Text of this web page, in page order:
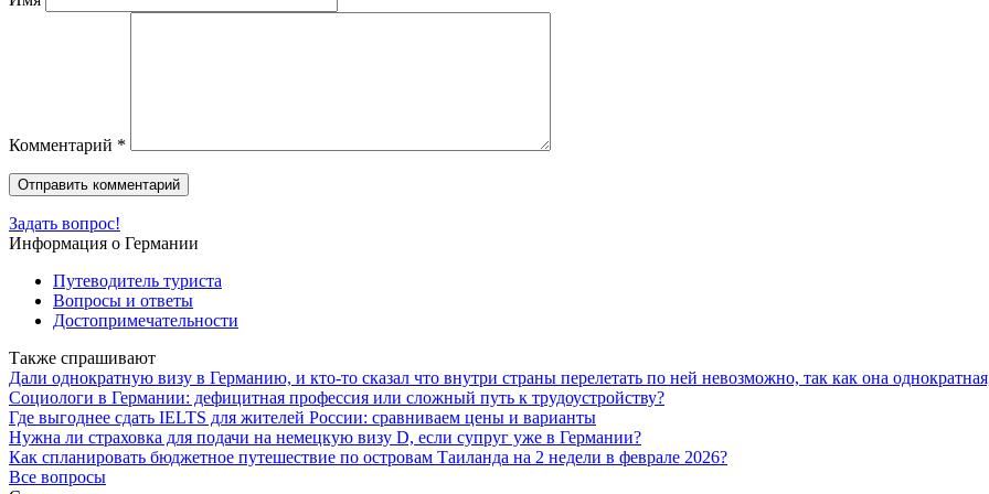
Комментарий *
Задать вопрос!
Информация о Германии
Путеводитель туриста
Вопросы и ответы
Достопримечательности
Также спрашивают
Дали однократную визу в Германию, и кто-то сказал что внутри страны перелетать по ней невозможно, так как она
Социологи в Германии: дефицитная профессия или сложный путь к трудоустройству?
Где выгоднее сдать IELTS для жителей России: сравниваем цены и варианты
Нужна ли страховка для подачи на немецкую визу D, если супруг уже в Германии?
Как спланировать бюджетное путешествие по островам Таиланда на 2 недели в феврале 2026?
Все вопросы